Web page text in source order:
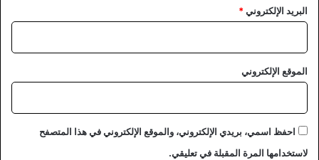
البريد الإلكتروني*
الموقع الإلكتروني
احفظ اسمي، بريدي الإلكتروني، والموقع الإلكتروني في هذا المتصفح
لاستخدامها المرة المقبلة في تعليقي.